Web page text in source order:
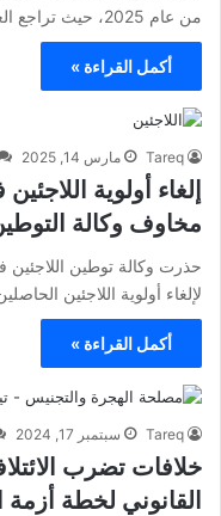
من عام 2025، حيث تراجع العدد بنسبة 50% مقارنةً…
أكمل القراءة »
Tareq مارس 14, 2025
إلغاء أولوية
مخاوف وكالة
لإلغاء أولوية اللاجئين
أكمل القراءة »
Tareq سبتمبر 17, 2024
خلافات تضرب
القانوني لخطة أزمة